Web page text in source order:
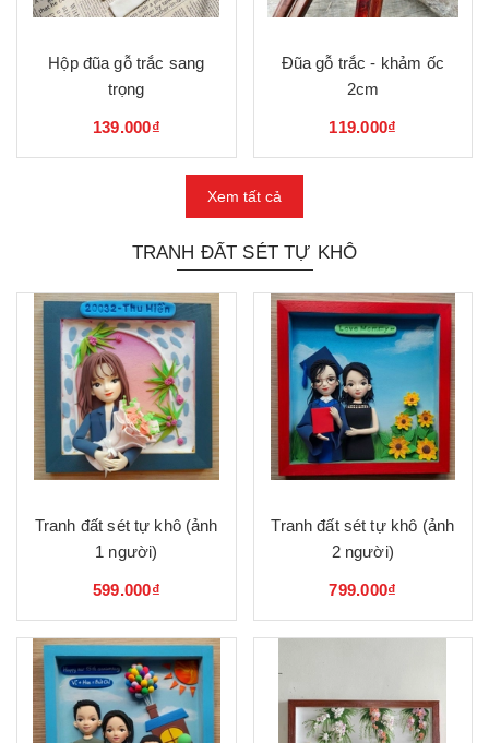
Hộp đũa gỗ trắc sang
trọng
139.000₫
Đũa gỗ trắc - khảm ốc
2cm
119.000₫
Xem tất cả
TRANH ĐẤT SÉT TỰ KHÔ
Tranh đất sét tự khô (ảnh
1 người)
599.000₫
Tranh đất sét tự khô (ảnh
2 người)
799.000₫